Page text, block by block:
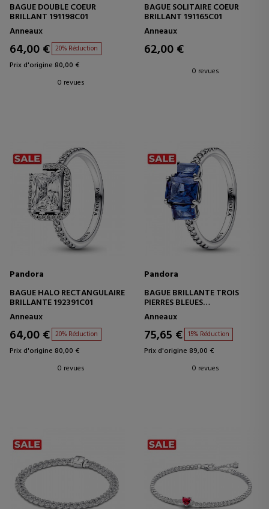
BAGUE DOUBLE COEUR
BRILLANT 191198C01
Anneaux
64,00 € 20% Réduction
Prix d'origine 80,00 €
0 revues
BAGUE SOLITAIRE COEUR
BRILLANT 191165C01
Anneaux
62,00 €
0 revues
Pandora
BAGUE HALO RECTANGULAIRE
BRILLANTE 192391C01
Anneaux
64,00 € 20% Réduction
Prix d'origine 80,00 €
0 revues
Pandora
BAGUE BRILLANTE TROIS
PIERRES BLEUES
RECTANGULAIRES 192389C01
Anneaux
75,65 € 15% Réduction
Prix d'origine 89,00 €
0 revues